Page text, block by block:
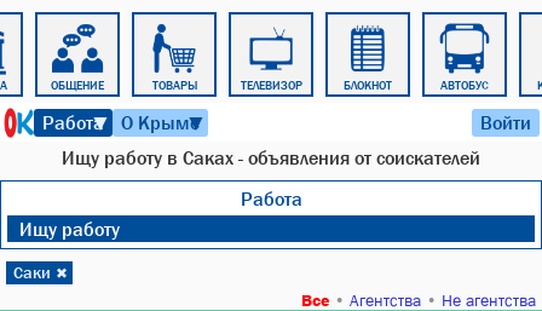
ОБЩЕНИЕ ТОВАРЫ ТЕЛЕВИЗОР БЛОКНОТ АВТОБУС
Работа
▼ О Крыме
▼ Войти
Ищу работу в Саках - объявления от соискателей
Работа
Ищу работу
Саки ✖
Все • Агентства • Не агентства